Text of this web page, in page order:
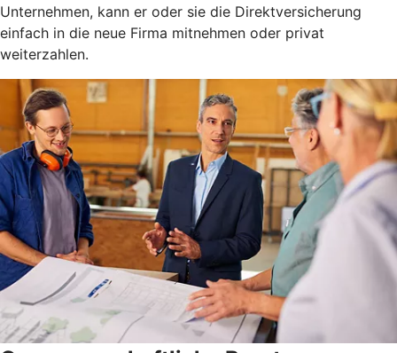
Unternehmen, kann er oder sie die Direktversicherung
einfach in die neue Firma mitnehmen oder privat
weiterzahlen.